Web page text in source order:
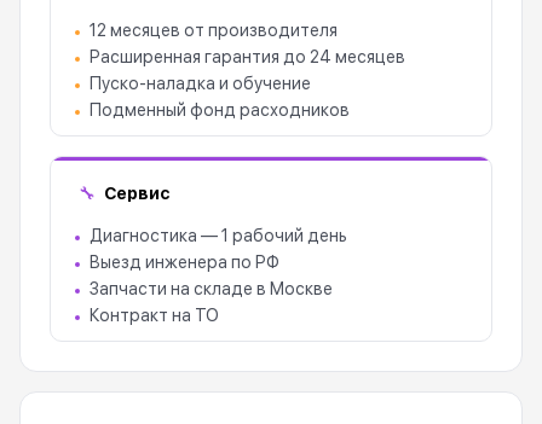
12 месяцев от производителя
Расширенная гарантия до 24 месяцев
Пуско-наладка и обучение
Подменный фонд расходников
🔧 Сервис
Диагностика — 1 рабочий день
Выезд инженера по РФ
Запчасти на складе в Москве
Контракт на ТО